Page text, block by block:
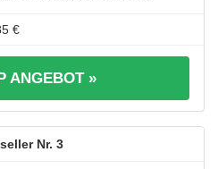
€
ANGEBOT »
3